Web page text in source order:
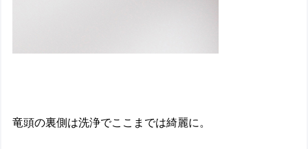
竜頭の裏側は洗浄でここまでは綺麗に。